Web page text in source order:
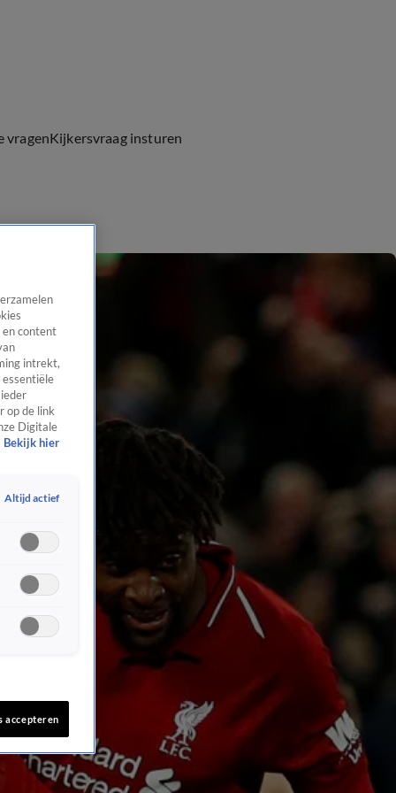
vragenKijkersvraag insturen
en content
intrekt,
op de link
Digitale
Bekijk hier
Altijd actief
accepteren